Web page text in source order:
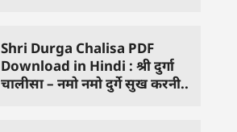
Shri Durga Chalisa PDF
Download in Hindi : श्री दुर्गा
चालीसा – नमो नमो दुर्गे सुख करनी..